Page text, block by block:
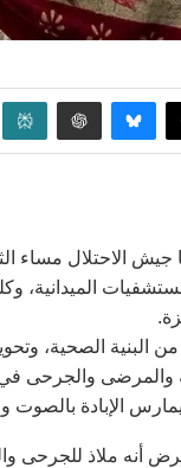
جيش الاحتلال
الصحية،
والمرضى
يمارس الإبادة
ملاذ للجرحى